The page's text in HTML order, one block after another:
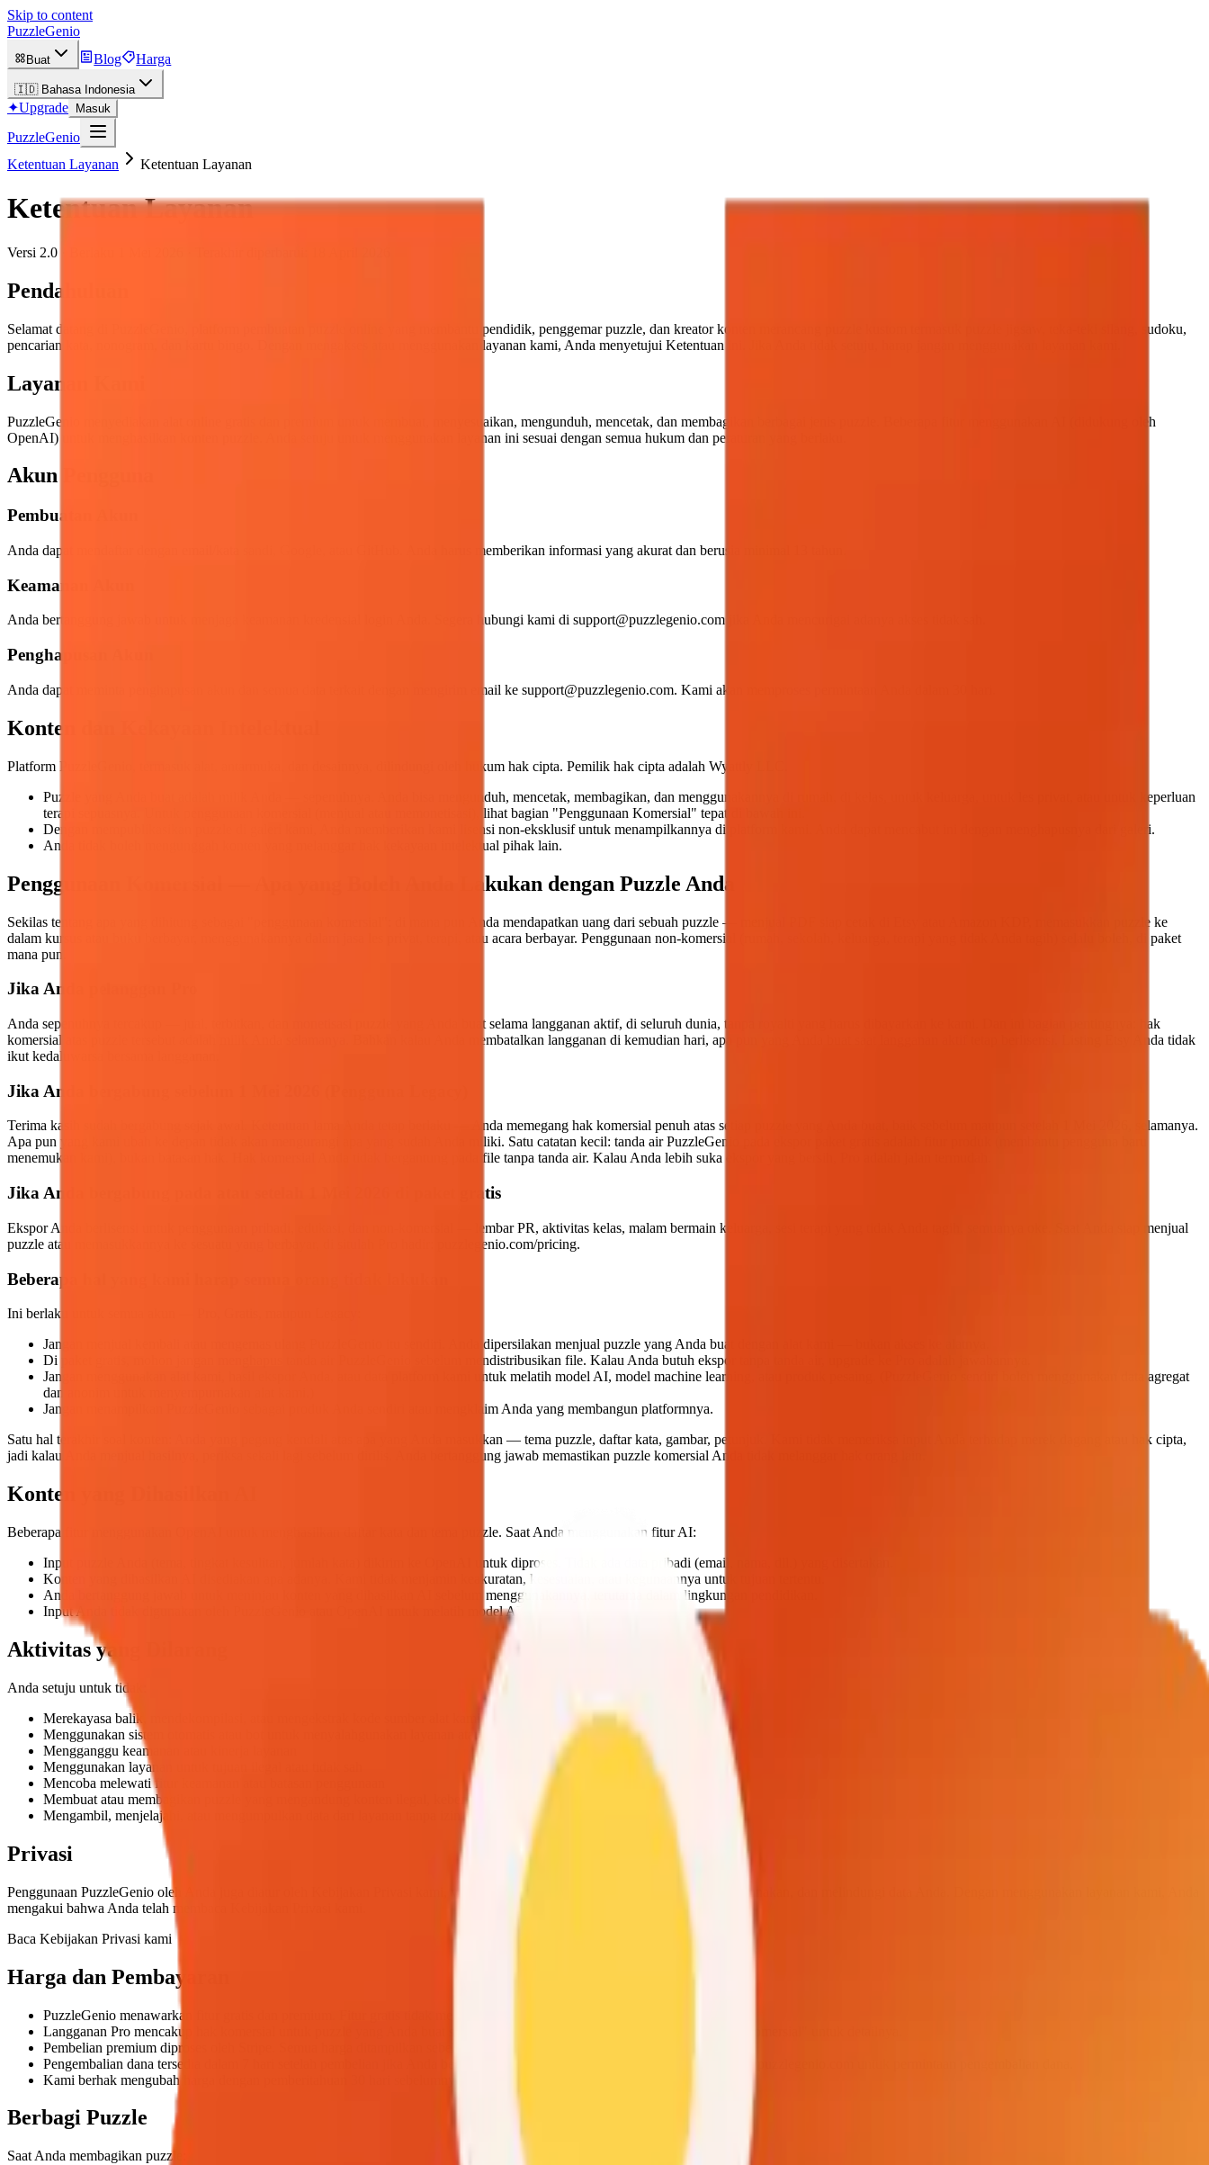
Skip to content
PuzzleGenio
Buat Blog Harga
🇮🇩 Bahasa Indonesia
✦Upgrade Masuk
PuzzleGenio
Ketentuan Layanan
Ketentuan Layanan
Ketentuan Layanan
Versi 2.0 · Berlaku 1 Mei 2026 · Terakhir diperbarui: 18 April 2026
Pendahuluan
Selamat datang di PuzzleGenio, platform pembuatan puzzle online yang membantu pendidik, penggemar puzzle, dan kreator konten merancang puzzle kustom termasuk puzzle jigsaw, teka-teki silang, sudoku,
pencarian kata, nonogram, dan kartu bingo. Dengan mengakses atau menggunakan layanan kami, Anda menyetujui Ketentuan ini. Jika Anda tidak setuju, harap jangan menggunakan layanan kami.
Layanan Kami
PuzzleGenio menyediakan alat online gratis dan premium untuk membuat, menyesuaikan, mengunduh, mencetak, dan membagikan berbagai jenis puzzle. Beberapa fitur menggunakan AI (didukung oleh
OpenAI) untuk menghasilkan konten puzzle. Anda setuju untuk menggunakan layanan ini sesuai dengan semua hukum dan peraturan yang berlaku.
Akun Pengguna
Pembuatan Akun
Anda dapat mendaftar dengan email/kata sandi, Google, atau GitHub. Anda harus memberikan informasi yang akurat dan berusia minimal 13 tahun.
Keamanan Akun
Anda bertanggung jawab untuk menjaga keamanan kredensial login Anda. Segera hubungi kami di support@puzzlegenio.com
Penghapusan Akun
Anda dapat meminta penghapusan akun dan semua data terkait dengan mengirim email ke support@puzzlegenio.com. Kami akan memproses permintaan Anda dalam 30 hari.
Konten dan Kekayaan Intelektual
Platform PuzzleGenio, termasuk alat, antarmuka, dan desainnya, dilindungi oleh hukum hak cipta. Pemilik hak cipta adalah Wyattly LLC.
Puzzle yang Anda buat adalah milik Anda — sepenuhnya. Anda bisa mengunduh, mencetak, membagikan, dan menggunakannya di rumah, di kelas, untuk keluarga, untuk les privat, atau untuk keperluan
terapi sepuasnya. Untuk penggunaan komersial (menjual atau memonetisasi), lihat bagian "Penggunaan Komersial" tepat di bawah ini.
Dengan mempublikasikan puzzle di galeri kami, Anda memberikan kami lisensi non-eksklusif untuk menampilkannya di platform kami. Anda dapat mencabut ini dengan menghapusnya dari galeri.
Anda tidak boleh mengunggah konten yang melanggar hak kekayaan intelektual pihak lain.
Penggunaan Komersial — Apa yang Boleh Anda Lakukan dengan Puzzle Anda
Sekilas tentang apa yang dihitung sebagai "penggunaan komersial": di mana pun Anda mendapatkan uang dari sebuah puzzle — menjual PDF siap cetak di Etsy atau Amazon KDP, memasukkan puzzle ke
dalam kursus atau buku berbayar, menggunakannya dalam jasa les privat, terapi, atau acara berbayar. Penggunaan non-komersial (rumah, sekolah, keluarga, terapi yang tidak Anda tagih) selalu boleh, di paket
mana pun.
Jika Anda pelanggan Pro
Anda sepenuhnya tercakup — jual, terbitkan, dan monetisasi puzzle yang Anda buat selama langganan aktif, di seluruh dunia, tanpa royalti yang harus dibayarkan ke kami. Dan ini bagian pentingnya: hak
komersial atas puzzle tersebut adalah milik Anda selamanya. Bahkan kalau Anda membatalkan langganan di kemudian hari, apa pun yang Anda buat saat langganan aktif tetap berlisensi. Listing Etsy Anda tidak
ikut kedaluwarsa bersama langganan.
Jika Anda bergabung sebelum 1 Mei 2026 (Pengguna Legacy)
Terima kasih sudah bergabung sejak awal. Ketentuan lama Anda tetap berlaku — Anda memegang hak komersial penuh atas setiap puzzle yang Anda buat, baik sebelum maupun setelah 1 Mei 2026, selamanya.
Apa pun yang kami ubah ke depan tidak akan mengurangi apa yang sudah Anda miliki. Satu catatan kecil: tanda air PuzzleGenio pada ekspor paket gratis adalah fitur produk (membantu pengguna baru
menemukan kami), bukan batasan hak. Hak komersial Anda tidak bergantung pada file tanpa tanda air. Kalau Anda lebih suka ekspor yang bersih, Pro adalah jalan termudah.
Jika Anda bergabung pada atau setelah 1 Mei 2026 di paket gratis
Ekspor Anda berlisensi untuk penggunaan pribadi, edukasi, dan non-komersial — lembar PR, aktivitas kelas, malam bermain keluarga, sesi terapi yang tidak Anda tagih, semuanya oke. Saat Anda siap menjual
puzzle atau memasukkannya ke sesuatu yang berbayar, di situlah Pro hadir: puzzlegenio.com/pricing.
Beberapa hal yang kami harap semua orang tidak lakukan
Ini berlaku untuk semua akun — Pro, Gratis, maupun Legacy:
Jangan menjual kembali atau mengemas ulang PuzzleGenio itu sendiri. Anda dipersilakan menjual puzzle yang Anda buat dengan alat kami — bukan akses ke alatnya.
Di paket gratis, mohon jangan menghapus tanda air PuzzleGenio sebelum mendistribusikan file. Kalau Anda butuh ekspor tanpa tanda air, upgrade ke Pro adalah jawabannya.
Jangan menggunakan alat kami, hasil ekspor Anda, atau data platform kami untuk melatih model AI, model machine learning, atau produk pesaing. (PuzzleGenio sendiri boleh menggunakan data agregat
dan anonim untuk menyempurnakan alat kami.)
Jangan menampilkan PuzzleGenio sebagai produk Anda sendiri atau mengklaim Anda yang membangun platformnya.
Satu hal terakhir soal konten: Anda yang pegang kendali atas apa yang Anda masukkan — tema puzzle, daftar kata, gambar, petunjuk. Kami tidak memeriksa input Anda terhadap merek dagang atau hak cipta,
jadi kalau Anda menjual hasilnya, periksa sekali lagi sebelum dirilis. Anda bertanggung jawab memastikan puzzle komersial Anda tidak melanggar hak orang lain.
Konten yang Dihasilkan AI
Beberapa fitur menggunakan OpenAI untuk menghasilkan daftar kata dan tema puzzle. Saat Anda menggunakan fitur AI:
Input puzzle Anda (tema, tingkat kesulitan, jumlah kata) dikirim ke OpenAI untuk diproses. Tidak ada data pribadi (email, nama, dll.) yang disertakan.
Konten yang dihasilkan AI disediakan apa adanya. Kami tidak menjamin keakuratan, kesesuaian, atau kegunaannya untuk tujuan tertentu.
Anda bertanggung jawab untuk meninjau konten yang dihasilkan AI sebelum menggunakannya, terutama dalam lingkungan pendidikan.
Input Anda tidak digunakan oleh PuzzleGenio atau OpenAI untuk melatih model AI.
Aktivitas yang Dilarang
Anda setuju untuk tidak:
Merekayasa balik, mendekompilasi, atau mengekstrak kode sumber alat kami
Menggunakan sistem otomatis atau bot untuk menyalahgunakan layanan atau membuat permintaan berlebihan
Mengganggu keamanan atau kinerja layanan
Menggunakan layanan untuk tujuan ilegal atau tidak sah
Mencoba melewati fitur keamanan atau batasan penggunaan
Membuat atau membagikan puzzle yang mengandung konten ilegal, kebencian, atau berbahaya
Mengambil, menjelajahi, atau mengumpulkan data dari layanan tanpa izin
Privasi
Penggunaan PuzzleGenio oleh Anda juga diatur oleh Kebijakan Privasi kami, yang menjelaskan cara kami mengumpulkan, menggunakan, dan melindungi data Anda. Dengan menggunakan layanan kami, Anda
mengakui bahwa Anda telah membaca Kebijakan Privasi kami.
Baca Kebijakan Privasi kami
Harga dan Pembayaran
PuzzleGenio menawarkan fitur gratis dan premium. Fitur gratis tidak memiliki batasan penggunaan kecuali dinyatakan lain.
Langganan Pro mencakup hak komersial untuk puzzle yang Anda buat selagi langganan aktif — lihat bagian "Penggunaan Komersial" untuk detailnya.
Pembelian premium diproses oleh Stripe. Semua harga ditampilkan sebelum pembelian.
Pengembalian dana tersedia dalam 7 hari setelah pembelian jika Anda belum menggunakan fitur premium. Hubungi
Kami berhak mengubah harga dengan pemberitahuan 30 hari sebelumnya kepada pelanggan yang sudah ada.
Berbagi Puzzle
Saat Anda membagikan puzzle: